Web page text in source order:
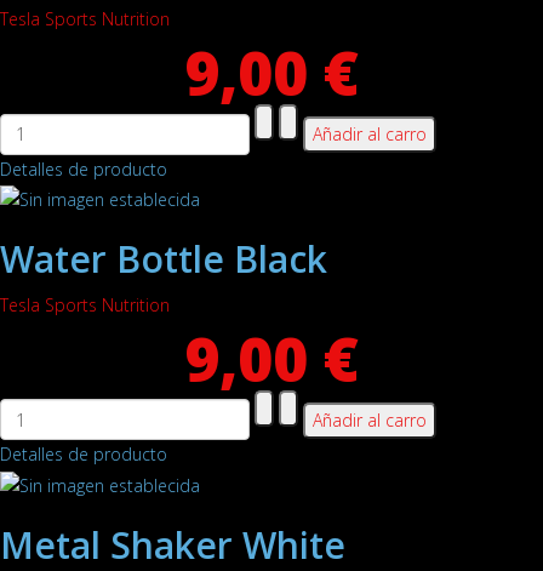
Tesla Sports Nutrition
9,00 €
Detalles de producto
Water Bottle Black
Tesla Sports Nutrition
9,00 €
Detalles de producto
Metal Shaker White